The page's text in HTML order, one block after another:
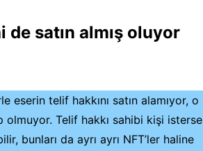
de satın almış oluyor
eserin telif hakkını satın alamıyor, o
Telif hakkı sahibi kişi isterse
bunları da ayrı ayrı NFT’ler haline